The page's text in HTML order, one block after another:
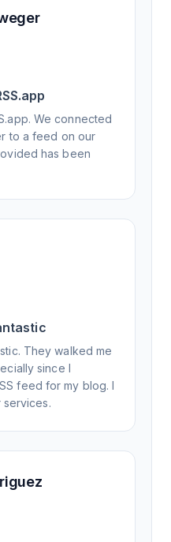
clearly wanted to
been a few
and direct
notes are in a way
and find value in.
everyone I
RSS needs.
We connected
to a feed on our
has been
They walked me
since I
feed for my blog. I
services.